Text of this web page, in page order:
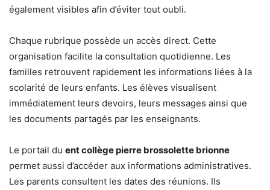
également visibles afin d’éviter tout oubli.
Chaque rubrique possède un accès direct. Cette
organisation facilite la consultation quotidienne. Les
familles retrouvent rapidement les informations liées à la
scolarité de leurs enfants. Les élèves visualisent
immédiatement leurs devoirs, leurs messages ainsi que
les documents partagés par les enseignants.
Le portail du ent collège pierre brossolette brionne
permet aussi d’accéder aux informations administratives.
Les parents consultent les dates des réunions. Ils